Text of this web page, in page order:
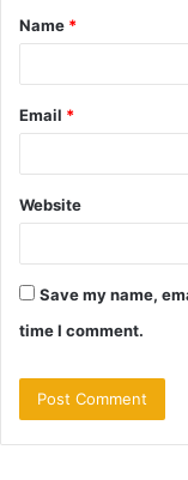
*
Name *
Email *
Website
Save my name,
time I comment.